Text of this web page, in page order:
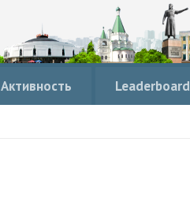
Активность Leaderboard